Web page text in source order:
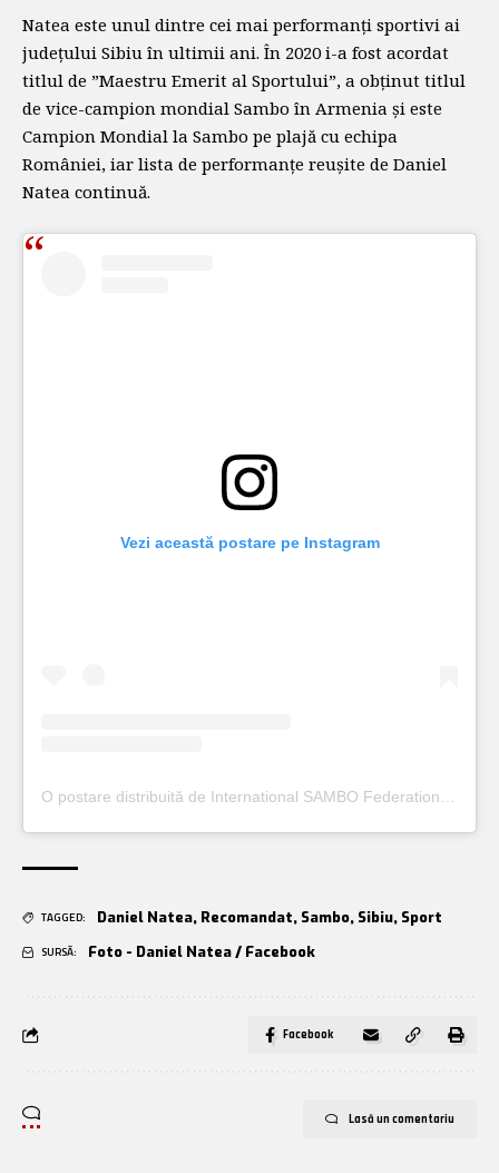
Natea este unul dintre cei mai performanți sportivi ai
județului Sibiu în ultimii ani. În 2020 i-a fost acordat
titlul de ”Maestru Emerit al Sportului”, a obținut titlul
de vice-campion mondial Sambo în Armenia și este
Campion Mondial la Sambo pe plajă cu echipa
României, iar lista de performanțe reușite de Daniel
Natea continuă.
Vezi această postare pe Instagram
TAGGED: Daniel Natea, Recomandat, Sambo, Sibiu, Sport
SURSĂ: Foto - Daniel Natea / Facebook
Facebook
Lasă un comentariu